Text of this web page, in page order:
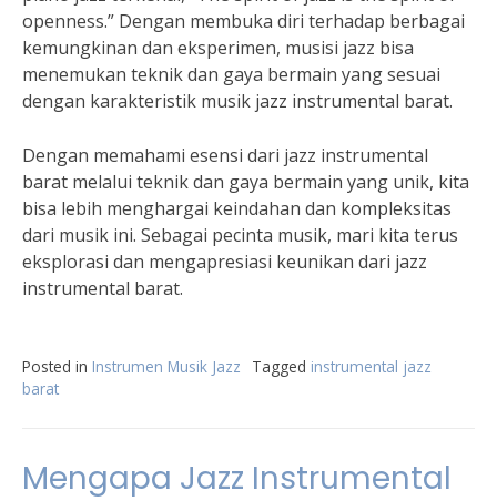
openness.” Dengan membuka diri terhadap berbagai
kemungkinan dan eksperimen, musisi jazz bisa
menemukan teknik dan gaya bermain yang sesuai
dengan karakteristik musik jazz instrumental barat.
Dengan memahami esensi dari jazz instrumental
barat melalui teknik dan gaya bermain yang unik, kita
bisa lebih menghargai keindahan dan kompleksitas
dari musik ini. Sebagai pecinta musik, mari kita terus
eksplorasi dan mengapresiasi keunikan dari jazz
instrumental barat.
Posted in Instrumen Musik Jazz Tagged instrumental jazz
barat
Mengapa Jazz Instrumental